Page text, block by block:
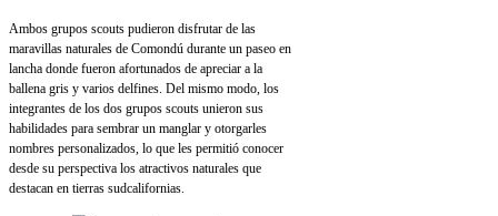
Ambos grupos scouts pudieron disfrutar de las
maravillas naturales de Comondú durante un paseo en
lancha donde fueron afortunados de apreciar a la
ballena gris y varios delfines. Del mismo modo, los
integrantes de los dos grupos scouts unieron sus
habilidades para sembrar un manglar y otorgarles
nombres personalizados, lo que les permitió conocer
desde su perspectiva los atractivos naturales que
destacan en tierras sudcalifornias.